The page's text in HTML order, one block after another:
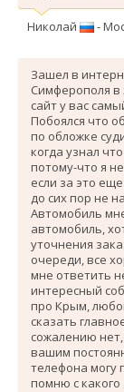
Николай -
Зашел в
Симферополя в
сайт у вас
Побоялся что
по обложке
когда узнал
потому-что я
если за это
до сих пор не
Автомобиль
автомобиль,
уточнения
очереди, все
мне ответить
интересный
про Крым,
сказать
сожалению
вашим
телефона могу
помню с какого